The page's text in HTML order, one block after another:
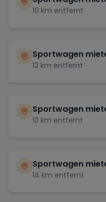
10 km entfernt
Sportwagen
12 km entfernt
Sportwagen
13 km entfernt
Sportwagen
14 km entfernt